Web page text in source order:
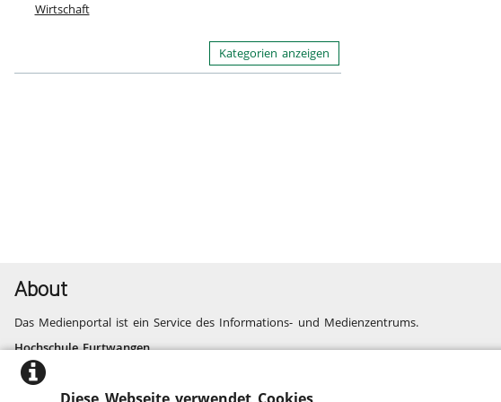
Wirtschaft
Kategorien anzeigen
About
Das Medienportal ist ein Service des Informations- und Medienzentrums.
Hochschule Furtwangen
Informatik, Technik, Wirtschaft, Medien, Gesundheit
Fragen und Probleme